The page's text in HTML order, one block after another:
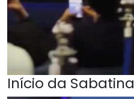
Início da Sabatina